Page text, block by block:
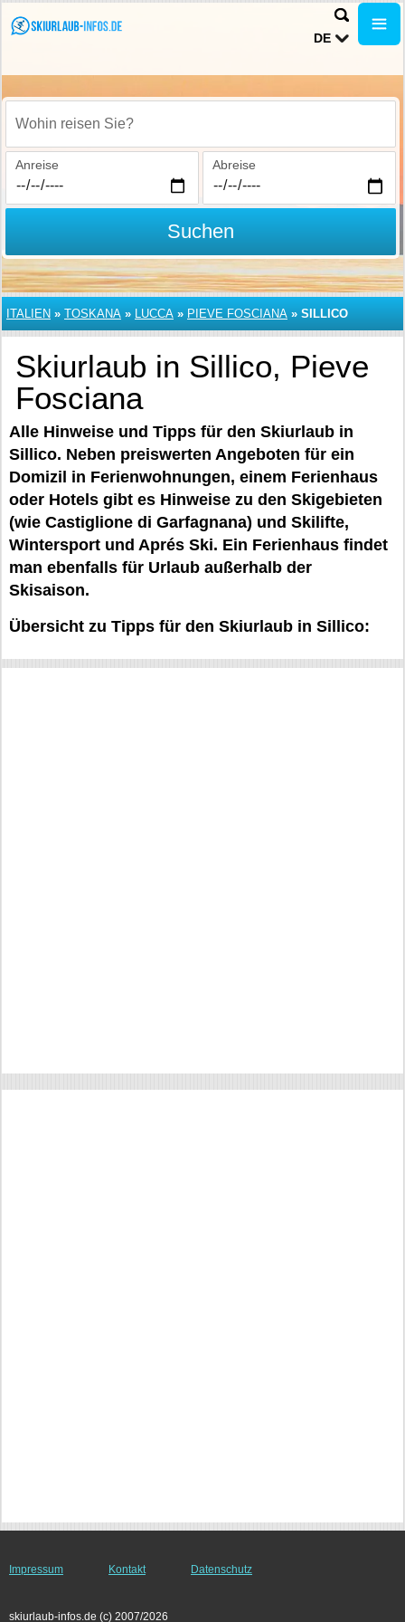
DE
Wohin reisen Sie?
Anreise Abreise
Suchen
ITALIEN » TOSKANA » LUCCA » PIEVE FOSCIANA » SILLICO
Skiurlaub in Sillico, Pieve
Fosciana
Alle Hinweise und Tipps für den Skiurlaub in
Sillico. Neben preiswerten Angeboten für ein
Domizil in Ferienwohnungen, einem Ferienhaus
oder Hotels gibt es Hinweise zu den Skigebieten
(wie Castiglione di Garfagnana) und Skilifte,
Wintersport und Aprés Ski. Ein Ferienhaus findet
man ebenfalls für Urlaub außerhalb der
Skisaison.
Übersicht zu Tipps für den Skiurlaub in Sillico:
Impressum Kontakt Datenschutz
skiurlaub-infos.de (c) 2007/2026